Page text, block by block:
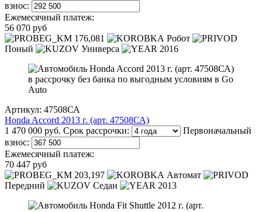
взнос:
Ежемесячный платеж:
56 070 руб
176,081
Робот
Поный
Универса 2016
Артикул: 47508СА
Honda Accord 2013 г. (арт. 47508СА)
1 470 000 руб. Срок рассрочки:
Первоначальный
взнос:
Ежемесячный платеж:
70 447 руб
203,197
Автомат
Передний
Седан 2013